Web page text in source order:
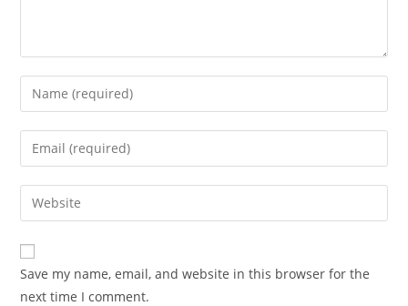
Enter
your
name
comment
Enter
your
email
address
comment
Enter
your
website
URL
(optional)
Save my name, email, and website in this browser for the
next time I comment.